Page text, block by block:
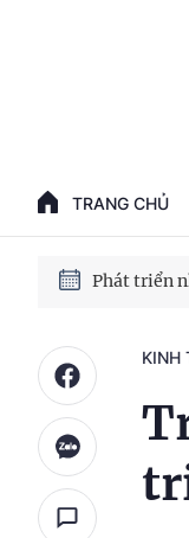
TRANG CHỦ
Phát triển
Phát triển
KINH